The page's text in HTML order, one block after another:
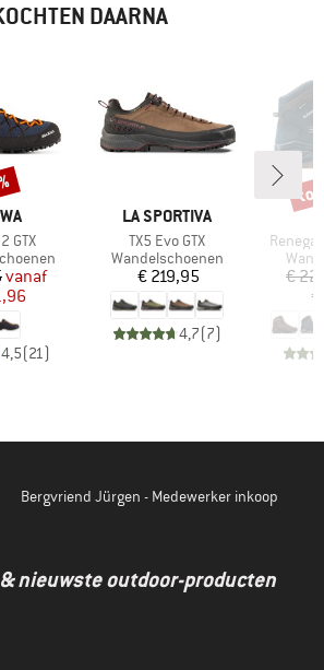
DAARNA
GTX
prijs
vanaf
4,5(21)
MERK
LA SPORTIVA
Artikel
TX5 Evo GTX
Productgroep
Wandelschoenen
Prijs
€ 219,95
4,7(7)
Artikel
€
€
tot
Bergvriend Jürgen - Medewerker inkoop
nieuwste outdoor-producten